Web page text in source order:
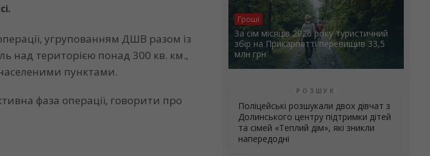
угрупованням ДШВ разом із
над територією понад 300 кв. км.,
пунктами.
фаза операції, говорити про
Гроші
За сім місяців 2026 року туристичний
збір на Прикарпатті перевищив 33,5
млн грн
РОЗШУК
Поліцейські розшукали двох дівчат з
Долинського центру підтримки дітей
та сімей «Теплий дім», які зникли
напередодні